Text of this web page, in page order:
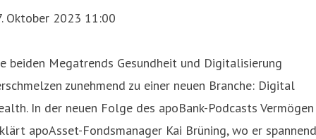
Oktober 2023 11:00
beiden Megatrends Gesundheit und Digitalisierung
zunehmend zu einer neuen Branche: Digital
In der neuen Folge des apoBank-Podcasts Vermögen
apoAsset-Fondsmanager Kai Brüning, wo er